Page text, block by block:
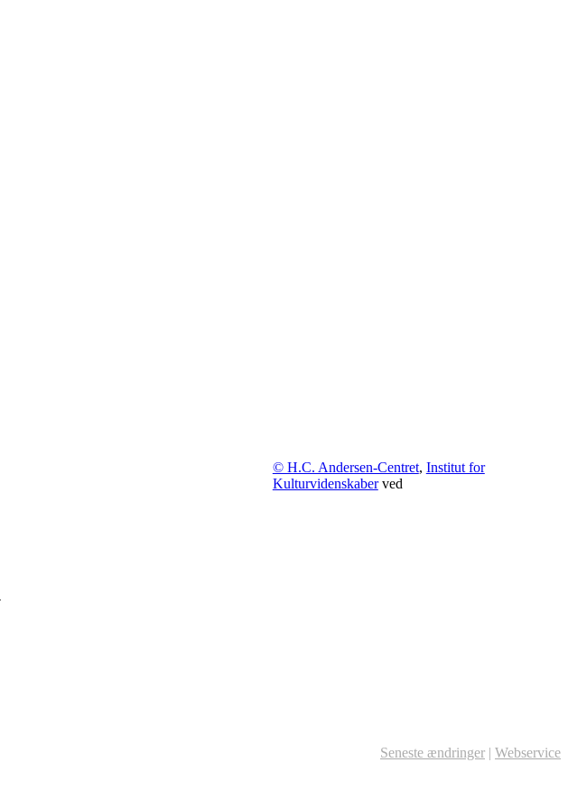
© H.C. Andersen-Centret, Institut for
Kulturvidenskaberved
Seneste ændringer | Webservice